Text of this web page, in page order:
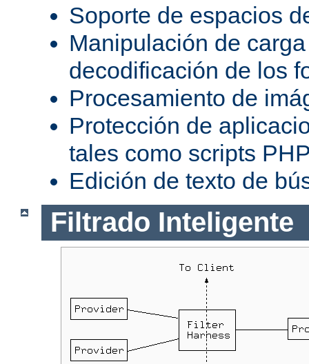
Soporte de espacios
Manipulación de
decodificación de los
Procesamiento de
Protección de
tales como scripts
Edición de texto de
Filtrado Inteligente